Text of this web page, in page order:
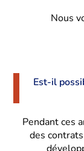
Nous
Est-il
Pendant ces
des